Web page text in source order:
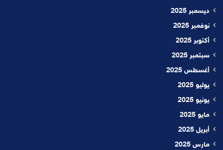
ديسمبر 2025
نوفمبر 2025
أكتوبر 2025
سبتمبر 2025
أغسطس 2025
يوليو 2025
يونيو 2025
مايو 2025
أبريل 2025
مارس 2025